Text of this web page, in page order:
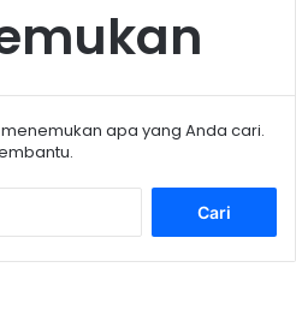
apa yang Anda cari.